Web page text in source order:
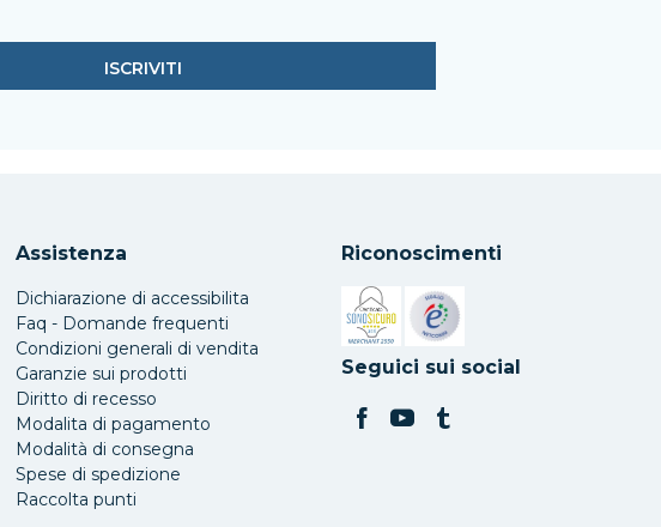
Assistenza
Dichiarazione di accessibilita
Faq - Domande frequenti
Condizioni generali di vendita
Garanzie sui prodotti
Diritto di recesso
Modalita di pagamento
Modalità di consegna
Spese di spedizione
Raccolta punti
Riconoscimenti
Si apre in una nuova scheda
Si apre in una nuova scheda
Seguici sui social